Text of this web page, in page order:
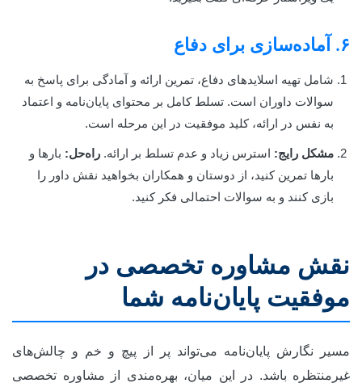
۶. آماده‌سازی برای دفاع
شامل تهیه اسلایدهای دفاع، تمرین ارائه و آمادگی برای پاسخ به
سوالات داوران است. تسلط کامل بر محتوای پایان‌نامه و اعتماد
به نفس در ارائه، کلید موفقیت در این مرحله است.
مشکل رایج: استرس زیاد و عدم تسلط بر ارائه. راه‌حل: بارها و
بارها تمرین کنید، از دوستان و همکاران بخواهید نقش داور را
بازی کنند و به سوالات احتمالی فکر کنید.
نقش مشاوره تخصصی در
موفقیت پایان‌نامه شما
مسیر نگارش پایان‌نامه می‌تواند پر از پیچ و خم و چالش‌های
غیرمنتظره باشد. در این میان، بهره‌مندی از مشاوره تخصصی